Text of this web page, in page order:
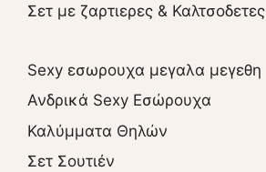
Σετ με ζαρτιερες & Καλτσοδετες
Sexy εσωρουχα μεγαλα μεγεθη
Ανδρικά Sexy Εσώρουχα
Καλύμματα Θηλών
Σετ Σουτιέν